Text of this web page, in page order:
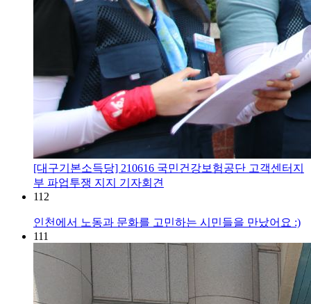
[대구기본소득당] 210616 국민건강보험공단 고객센터지
부 파업투쟁 지지 기자회견
112
인천에서 노동과 문화를 고민하는 시민들을 만났어요 :)
111